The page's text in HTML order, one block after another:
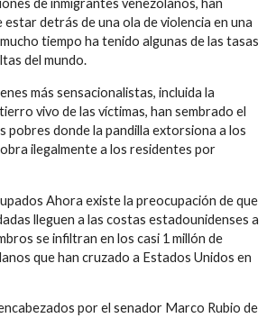
de inmigrantes venezolanos, han
estar detrás de una ola de violencia en una
tiempo ha tenido algunas de las tasas
del mundo.
más sensacionalistas, incluida la
vivo de las víctimas, han sembrado el
pobres donde la pandilla extorsiona a los
ilegalmente a los residentes por
Ahora existe la preocupación de que
lleguen a las costas estadounidenses a
se infiltran en los casi 1 millón de
que han cruzado a Estados Unidos en
por el senador Marco Rubio de